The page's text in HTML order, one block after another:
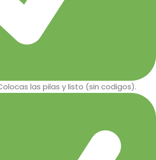
las pilas y listo (sin codigos).